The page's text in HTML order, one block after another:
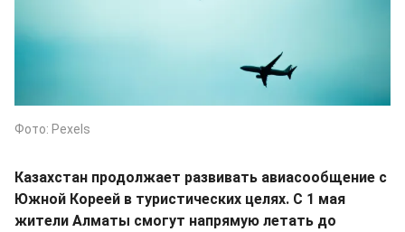
Фото: Pexels
Казахстан продолжает развивать авиасообщение с
Южной Кореей в туристических целях. С 1 мая
жители Алматы смогут напрямую летать до